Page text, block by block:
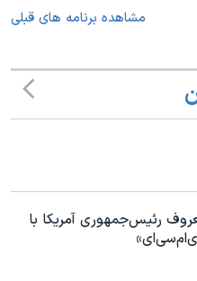
مشاهده برنامه های قبلی
رئیس‌جمهوری آمریکا با